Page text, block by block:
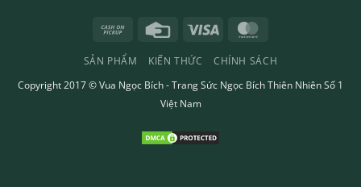
Cash
Pickup
Credit
Visa
SẢN PHẨM KIẾN THỨC CHÍNH SÁCH
Copyright 2017 © Vua Ngọc Bích - Trang Sức Ngọc Bích Thiên Nhiên Số 1
Việt Nam